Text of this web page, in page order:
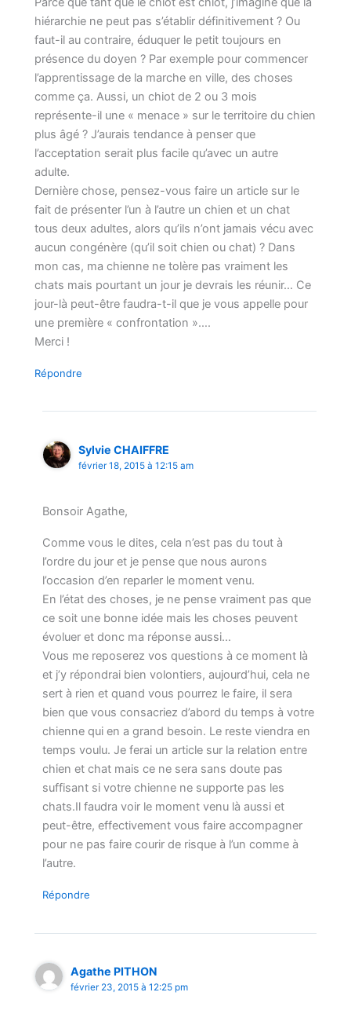
hiérarchie ne peut pas s’établir définitivement ? Ou
faut-il au contraire, éduquer le petit toujours en
présence du doyen ? Par exemple pour commencer
l’apprentissage de la marche en ville, des choses
comme ça. Aussi, un chiot de 2 ou 3 mois
représente-il une « menace » sur le territoire du chien
plus âgé ? J’aurais tendance à penser que
l’acceptation serait plus facile qu’avec un autre
adulte.
Dernière chose, pensez-vous faire un article sur le
fait de présenter l’un à l’autre un chien et un chat
tous deux adultes, alors qu’ils n’ont jamais vécu avec
aucun congénère (qu’il soit chien ou chat) ? Dans
mon cas, ma chienne ne tolère pas vraiment les
chats mais pourtant un jour je devrais les réunir… Ce
jour-là peut-être faudra-t-il que je vous appelle pour
une première « confrontation »….
Merci !
Répondre
Sylvie CHAIFFRE
février 18, 2015 à 12:15 am
Bonsoir Agathe,
Comme vous le dites, cela n’est pas du tout à
l’ordre du jour et je pense que nous aurons
l’occasion d’en reparler le moment venu.
En l’état des choses, je ne pense vraiment pas que
ce soit une bonne idée mais les choses peuvent
évoluer et donc ma réponse aussi…
Vous me reposerez vos questions à ce moment là
et j’y répondrai bien volontiers, aujourd’hui, cela ne
sert à rien et quand vous pourrez le faire, il sera
bien que vous consacriez d’abord du temps à votre
chienne qui en a grand besoin. Le reste viendra en
temps voulu. Je ferai un article sur la relation entre
chien et chat mais ce ne sera sans doute pas
suffisant si votre chienne ne supporte pas les
chats.Il faudra voir le moment venu là aussi et
peut-être, effectivement vous faire accompagner
pour ne pas faire courir de risque à l’un comme à
l’autre.
Répondre
Agathe PITHON
février 23, 2015 à 12:25 pm